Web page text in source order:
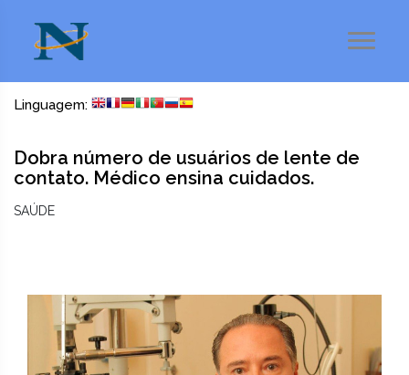
Linguagem:
Dobra número de usuários de lente de
contato. Médico ensina cuidados.
SAÚDE